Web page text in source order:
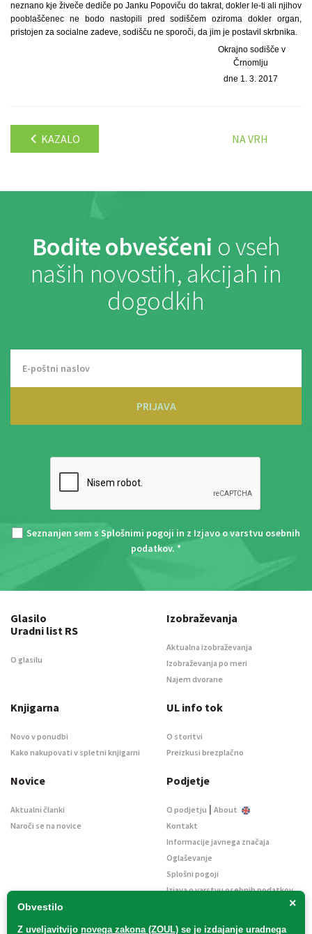
neznano kje živeče dediče po Janku Popoviču do takrat, dokler le-ti ali njihov
pooblaščenec ne bodo nastopili pred sodiščem oziroma dokler organ,
pristojen za socialne zadeve, sodišču ne sporoči, da jim je postavil skrbnika.
Okrajno sodišče v
Črnomlju
dne 1. 3. 2017
KAZALO NA VRH
Bodite obveščeni o vseh
naših novostih, akcijah in
dogodkih
PRIJAVA
Seznanjen sem s Splošnimi pogoji in z Izjavo o varstvu osebnih
podatkov. *
×
Obvestilo
Z uveljavitvijo novega zakona (ZOUL) se je izdajanje uradnega
Glasilo
Uradni list RS
O glasilu
Izobraževanja
Aktualna izobraževanja
Izobraževanja po meri
Najem dvorane
Knjigarna
Novo v ponudbi
Kako nakupovati v spletni knjigarni
UL info tok
O storitvi
Preizkusi brezplačno
Novice
Aktualni članki
Naroči se na novice
Podjetje
O podjetju | About
Kontakt
Informacije javnega značaja
Oglaševanje
Splošni pogoji
Izjava o varstvu osebnih podatkov